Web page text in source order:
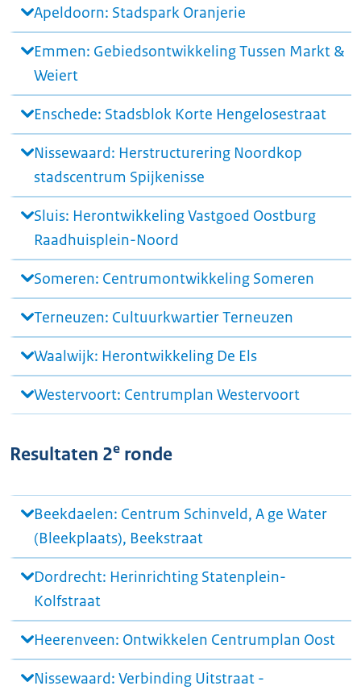
Apeldoorn: Stadspark Oranjerie
Emmen: Gebiedsontwikkeling Tussen Markt &
Weiert
Enschede: Stadsblok Korte Hengelosestraat
Nissewaard: Herstructurering Noordkop
stadscentrum Spijkenisse
Sluis: Herontwikkeling Vastgoed Oostburg
Raadhuisplein-Noord
Someren: Centrumontwikkeling Someren
Terneuzen: Cultuurkwartier Terneuzen
Waalwijk: Herontwikkeling De Els
Westervoort: Centrumplan Westervoort
Resultaten 2e ronde
Beekdaelen: Centrum Schinveld, A ge Water
(Bleekplaats), Beekstraat
Dordrecht: Herinrichting Statenplein-
Kolfstraat
Heerenveen: Ontwikkelen Centrumplan Oost
Nissewaard: Verbinding Uitstraat -